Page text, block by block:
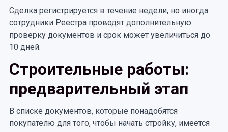
Сделка регистрируется в течение недели, но иногда
сотрудники Реестра проводят дополнительную
проверку документов и срок может увеличиться до
10 дней.
Строительные работы:
предварительный этап
В списке документов, которые понадобятся
покупателю для того, чтобы начать стройку, имеется